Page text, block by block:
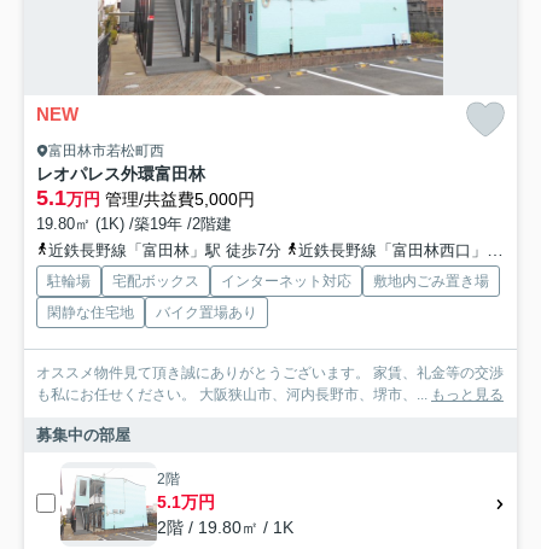
NEW
富田林市若松町西
レオパレス外環富田林
5.1万円 管理/共益費5,000円
19.80㎡ (1K) /築19年 /2階建
近鉄長野線「富田林」駅 徒歩7分
近鉄長野線「富田林西口」駅 徒歩14分
駐輪場 宅配ボックス インターネット対応
敷地内ごみ置き場
閑静な住宅地
バイク置場あり
オススメ物件見て頂き誠にありがとうございます。 家賃、礼金等の交渉
も私にお任せください。 大阪狭山市、河内長野市、堺市、...
もっと見る
募集中の部屋
2階
5.1万円
2階 / 19.80㎡ / 1K